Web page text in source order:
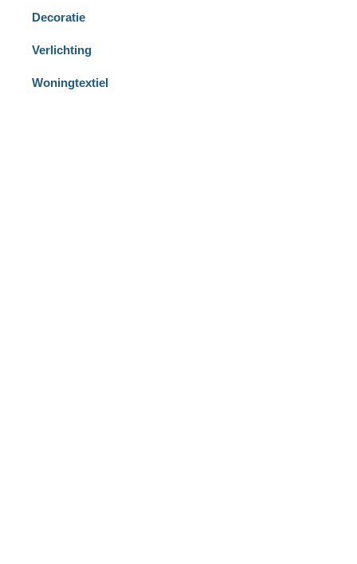
Decoratie
Verlichting
Woningtextiel